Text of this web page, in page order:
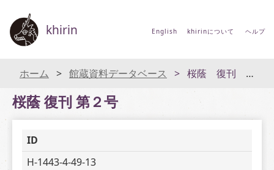
khirin English khirinについて ヘルプ
ホーム 館蔵資料データベース 桜蔭 復刊 第２号
桜蔭 復刊 第２号
ID
H-1443-4-49-13